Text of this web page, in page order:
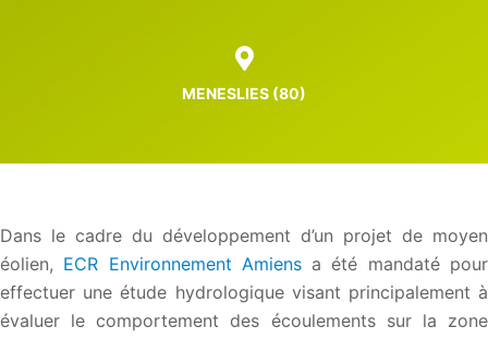
MENESLIES (80)
Dans le cadre du développement d’un projet de moyen
éolien, ECR Environnement Amiensa été mandaté pour
effectuer une étude hydrologique visant principalement à
évaluer le comportement des écoulements sur la zone